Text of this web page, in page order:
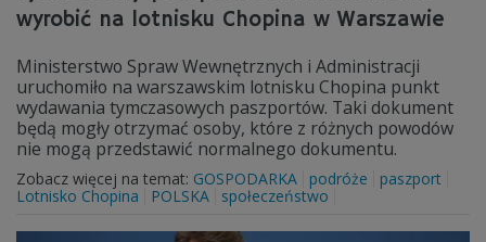
wyrobić na lotnisku Chopina w Warszawie
Ministerstwo Spraw Wewnętrznych i Administracji
uruchomiło na warszawskim lotnisku Chopina punkt
wydawania tymczasowych paszportów. Taki dokument
będą mogły otrzymać osoby, które z różnych powodów
nie mogą przedstawić normalnego dokumentu.
Zobacz więcej na temat: GOSPODARKA podróże
paszport
Lotnisko Chopina
POLSKA społeczeństwo